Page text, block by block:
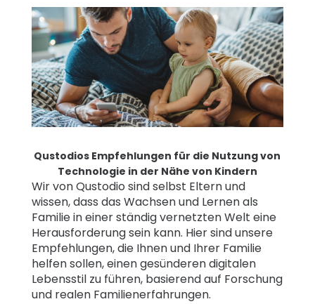
Qustodios Empfehlungen für die Nutzung von
Technologie in der Nähe von Kindern
Wir von Qustodio sind selbst Eltern und
wissen, dass das Wachsen und Lernen als
Familie in einer ständig vernetzten Welt eine
Herausforderung sein kann. Hier sind unsere
Empfehlungen, die Ihnen und Ihrer Familie
helfen sollen, einen gesünderen digitalen
Lebensstil zu führen, basierend auf Forschung
und realen Familienerfahrungen.